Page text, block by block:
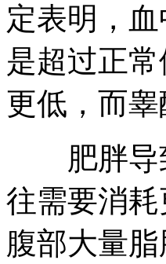
定表明，
是超过正
更低，而
肥胖导致
往需要消
腹部大量